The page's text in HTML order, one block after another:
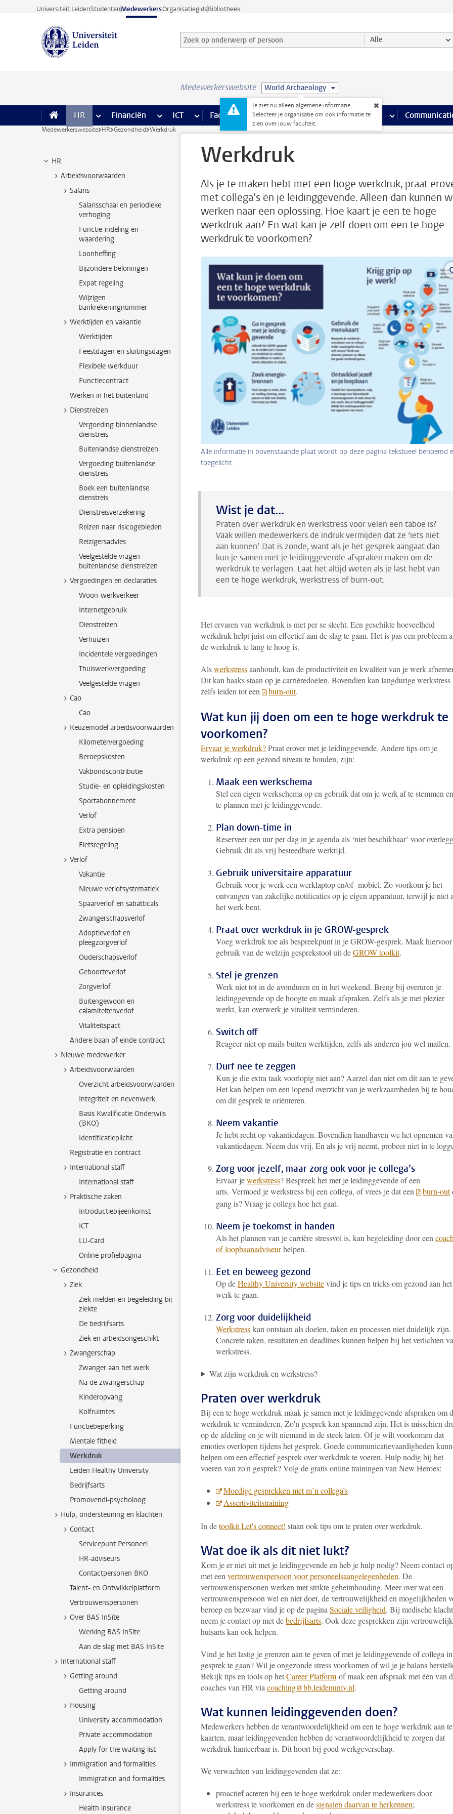
Ga direct naar de inhoud
Universiteit LeidenStudentenMedewerkersOrganisatiegidsBibliotheek
Zoek op onderwerp of persoon en selecteer categorie
Zoekterm Alle
Medewerkerswebsite World Archaeology
Je ziet nu alleen algemene informatie.
Selecteer je organisatie om ook informatie te
zien over jouw faculteit.
HR meer HR pagina’s
Financiën meer Financiën pagina’s
ICT meer ICT pagina’s
Faciliteiten meer Faciliteiten pagina’s
Onderwijs meer Onderwijs pagina’s
Onderzoek meer Onderzoek
Medewerkerswebsite HR Gezondheid Werkdruk
HR
Arbeidsvoorwaarden
Salaris
Salarisschaal en periodieke
verhoging
Functie-indeling en -
waardering
Loonheffing
Bijzondere beloningen
Expat regeling
Wijzigen
bankrekeningnummer
Werktijden en vakantie
Werktijden
Feestdagen en sluitingsdagen
Flexibele werkduur
Functiecontract
Werken in het buitenland
Dienstreizen
Vergoeding binnenlandse
dienstreis
Buitenlandse dienstreizen
Vergoeding buitenlandse
dienstreis
Boek een buitenlandse
dienstreis
Dienstreisverzekering
Reizen naar risicogebieden
Reizigersadvies
Veelgestelde vragen
buitenlandse dienstreizen
Vergoedingen en declaraties
Woon-werkverkeer
Internetgebruik
Dienstreizen
Verhuizen
Incidentele vergoedingen
Thuiswerkvergoeding
Veelgestelde vragen
Cao
Cao
Keuzemodel arbeidsvoorwaarden
Kilometervergoeding
Beroepskosten
Vakbondscontributie
Studie- en opleidingskosten
Sportabonnement
Verlof
Extra pensioen
Fietsregeling
Verlof
Vakantie
Nieuwe verlofsystematiek
Spaarverlof en sabatticals
Zwangerschapsverlof
Adoptieverlof en
pleegzorgverlof
Ouderschapsverlof
Geboorteverlof
Zorgverlof
Buitengewoon en
calamiteitenverlof
Vitaliteitspact
Andere baan of einde contract
Nieuwe medewerker
Arbeidsvoorwaarden
Overzicht arbeidsvoorwaarden
Integriteit en nevenwerk
Basis Kwalificatie Onderwijs
(BKO)
Identificatieplicht
Registratie en contract
International staff
International staff
Praktische zaken
Introductiebijeenkomst
ICT
LU-Card
Online profielpagina
Gezondheid
Ziek
Ziek melden en begeleiding bij
ziekte
De bedrijfsarts
Ziek en arbeidsongeschikt
Zwangerschap
Zwanger aan het werk
Na de zwangerschap
Kinderopvang
Kolfruimtes
Functiebeperking
Mentale fitheid
Werkdruk
Leiden Healthy University
Bedrijfsarts
Promovendi-psycholoog
Hulp, ondersteuning en klachten
Contact
Servicepunt Personeel
HR-adviseurs
Contactpersonen BKO
Talent- en Ontwikkelplatform
Vertrouwenspersonen
Over BAS InSite
Werking BAS InSite
Aan de slag met BAS InSite
International staff
Getting around
Getting around
Housing
University accommodation
Private accommodation
Apply for the waiting list
Immigration and formalities
Immigration and formalities
Insurances
Health insurance
Werkdruk
Als je te maken hebt met een hoge werkdruk, praat
met collega’s en je leidinggevende. Alleen dan kunnen
werken naar een oplossing. Hoe kaart je een te hoge
werkdruk aan? En wat kan je zelf doen om een te hoge
werkdruk te voorkomen?
Alle informatie in bovenstaande plaat wordt op deze pagina tekstueel benoemd
toegelicht.
Wist je dat...
Praten over werkdruk en werkstress voor velen een taboe is?
Vaak willen medewerkers de indruk vermijden dat ze ‘iets niet
aan kunnen’. Dat is zonde, want als je het gesprek aangaat dan
kun je samen met je leidinggevende afspraken maken om de
werkdruk te verlagen. Laat het altijd weten als je last hebt van
een te hoge werkdruk, werkstress of burn-out.
Het ervaren van werkdruk is niet per se slecht. Een geschikte hoeveelheid
werkdruk helpt juist om effectief aan de slag te gaan. Het is pas een probleem
de werkdruk te lang te hoog is.
Alswerkstressaanhoudt, kan de productiviteit en kwaliteit van je werk
Dit kan haaks staan op je carrièredoelen. Bovendien kan langdurige werkstress
zelfs leiden tot een
burn-out.
Wat kun jij doen om een te hoge werkdruk te
voorkomen?
Ervaar je werkdruk?Praat erover met je leidinggevende. Andere tips om je
werkdruk op een gezond niveau te houden, zijn:
Maak een werkschema
Stel een eigen werkschema op en gebruik dat om je werk af te stemmen
te plannen met je leidinggevende.
Plan down-time in
Reserveer een uur per dag in je agenda als ‘niet beschikbaar’ voor
Gebruik dit als vrij besteedbare werktijd.
Gebruik universitaire apparatuur
Gebruik voor je werk een werklaptop en/of -mobiel. Zo voorkom je het
ontvangen van zakelijke notificaties op je eigen apparatuur, terwijl je niet
het werk bent.
Praat over werkdruk in je GROW-gesprek
Voeg werkdruk toe als bespreekpunt in je GROW-gesprek. Maak hiervoor
gebruik van de welzijn gesprekstool uit deGROW toolkit.
Stel je grenzen
Werk niet tot in de avonduren en in het weekend. Breng bij overuren je
leidinggevende op de hoogte en maak afspraken. Zelfs als je met plezier
werkt, kan overwerk je vitaliteit verminderen.
Switch off
Reageer niet op mails buiten werktijden, zelfs als anderen jou wel mailen.
Durf nee te zeggen
Kun je die extra taak voorlopig niet aan? Aarzel dan niet om dit aan te
Het kan helpen om een lopend overzicht van je werkzaamheden bij te
om dit gesprek te oriënteren.
Neem vakantie
Je hebt recht op vakantiedagen. Bovendien handhaven we het opnemen
vakantiedagen. Neem dus vrij. En als je vrij neemt, probeer niet in te
Zorg voor jezelf, maar zorg ook voor je collega’s
Ervaar jewerkstress? Bespreek het met je leidinggevende of een
arts. Vermoed je werkstress bij een collega, of vrees je dat een burn-out
gang is? Vraag je collega hoe het gaat.
Neem je toekomst in handen
Als het plannen van je carrière stressvol is, kan begeleiding door een coach
of loopbaanadviseurhelpen.
Eet en beweeg gezond
Op deHealthy University websitevind je tips en tricks om gezond aan het
werk te gaan.
Zorg voor duidelijkheid
Werkstress kan ontstaan als doelen, taken en processen niet duidelijk zijn.
Concrete taken, resultaten en deadlines kunnen helpen bij het verlichten
werkstress.
Wat zijn werkdruk en werkstress?
Praten over werkdruk
Bij een te hoge werkdruk maak je samen met je leidinggevende afspraken om
werkdruk te verminderen. Zo'n gesprek kan spannend zijn. Het is misschien
op de afdeling en je wilt niemand in de steek laten. Of je wilt voorkomen dat
emoties overlopen tijdens het gesprek. Goede communicatievaardigheden
helpen om een effectief gesprek over werkdruk te voeren. Hulp nodig bij het
voeren van zo'n gesprek? Volg de gratis online trainingen van New Heroes:
Moedige gesprekken met m’n collega’s
Assertiviteitstraining
In detoolkit Let's connect! staan ook tips om te praten over werkdruk.
Wat doe ik als dit niet lukt?
Kom je er niet uit met je leidinggevende en heb je hulp nodig? Neem contact
met een vertrouwenspersoon voor personeelsaangelegenheden. De
vertrouwenspersonen werken met strikte geheimhouding. Meer over wat een
vertrouwenspersoon wel en niet doet, de vertrouwelijkheid en mogelijkheden
beroep en bezwaar vind je op de pagina Sociale veiligheid. Bij medische
neem je contact op met debedrijfsarts. Ook deze gesprekken zijn
huisarts kan ook helpen.
Vind je het lastig je grenzen aan te geven of met je leidinggevende of collega in
gesprek te gaan? Wil je ongezonde stress voorkomen of wil je je balans
Bekijk tips en tools op hetCareer Platform of maak een afspraak met één van
coaches van HR via coaching@bb.leidenuniv.nl.
Wat kunnen leidinggevenden doen?
Medewerkers hebben de verantwoordelijkheid om een te hoge werkdruk aan te
kaarten, maar leidinggevenden hebben de verantwoordelijkheid te zorgen dat
werkdruk hanteerbaar is. Dit hoort bij goed werkgeverschap.
We verwachten van leidinggevenden dat ze:
proactief acteren bij een te hoge werkdruk onder medewerkers door
werkstress te voorkomen en designalen daarvan te herkennen;